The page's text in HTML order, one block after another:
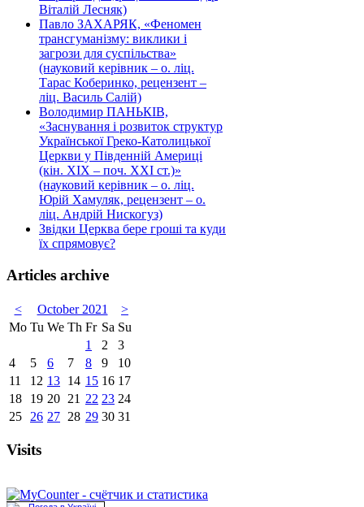
Віталій Лесняк)
Павло ЗАХАРЯК, «Феномен
трансгуманізму: виклики і
загрози для суспільства»
(науковий керівник – о. ліц.
Тарас Коберинко, рецензент –
ліц. Василь Салій)
Володимир ПАНЬКІВ,
«Заснування і розвиток структур
Української Греко-Католицької
Церкви у Південній Америці
(кін. ХІХ – поч. ХХІ ст.)»
(науковий керівник – о. ліц.
Юрій Хамуляк, рецензент – о.
ліц. Андрій Нискогуз)
Звідки Церква бере гроші та куди
їх спрямовує?
Articles archive
< October 2021
>
Mo Tu We Th Fr Sa Su
1
2
3
4
5 6 7 8 9
10
11
12 13 14 15 16 17
18
19 20 21 22 23 24
25
26 27 28 29 30 31
Visits